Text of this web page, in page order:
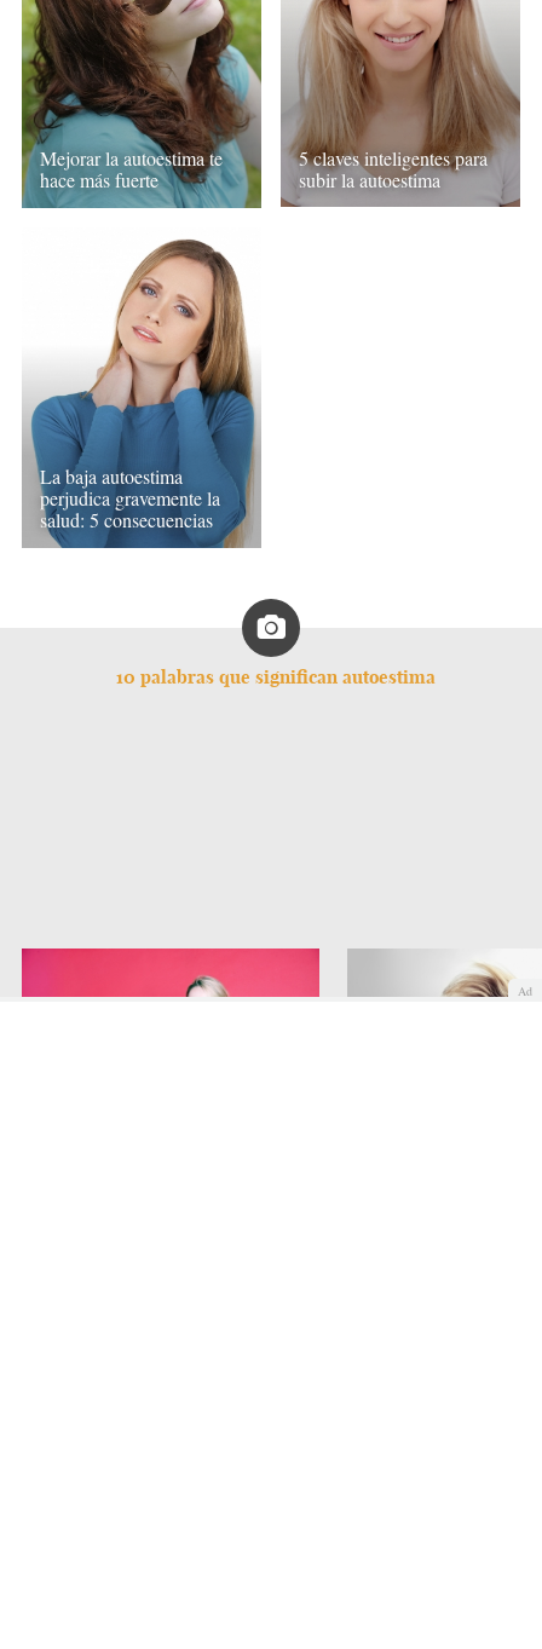
Mejorar la autoestima te
hace más fuerte
5 claves inteligentes para
subir la autoestima
La baja autoestima
perjudica gravemente la
salud: 5 consecuencias
10 palabras que significan autoestima
Ad